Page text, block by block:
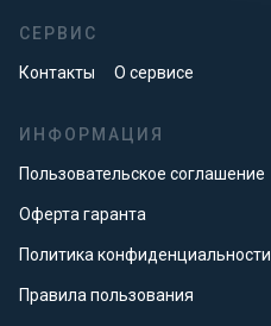
СЕРВИС
Контакты О сервисе
ИНФОРМАЦИЯ
Пользовательское соглашение
Оферта гаранта
Политика конфиденциальности
Правила пользования